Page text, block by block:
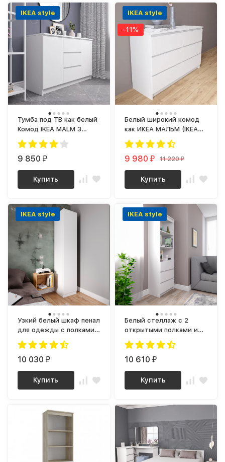
IKEA style
Тумба под ТВ как белый
Комод IKEA MALM 3
ящика МК 1200.3 (МП/3)
МС мори
9 850₽
Купить
IKEA style
-11%
Белый широкий комод
как ИКЕА МАЛЬМ (IKEA
MALM) 6 ящиков МК
1200.6 (МП/3) МС мори
9 980₽ 11 220₽
Купить
IKEA style
Узкий белый шкаф пенал
для одежды с полками в
прихожую или на кухню
МШ 400.1 (МП/3) МС
мори
10 030₽
Купить
IKEA style
Белый стеллаж с 2
открытыми полками и
ящиками для хранения
как ИКЕА БРИМНЕС (IKEA
BRIMNES) МСТ 600.3
10 610₽
Купить